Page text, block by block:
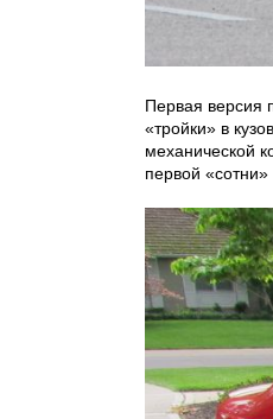
Первая версия
«тройки» в
механической
первой